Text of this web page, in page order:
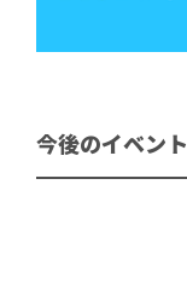
今後のイベント